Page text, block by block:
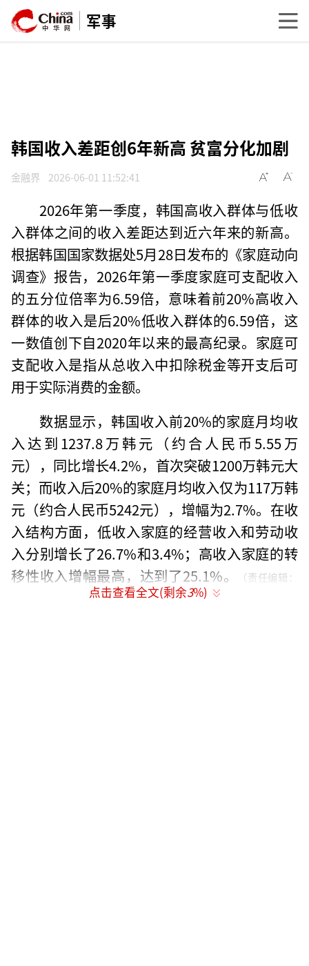
军事
韩国收入差距创6年新高 贫富分化加剧
金融界 2026-06-01 11:52:41
2026年第一季度，韩国高收入群体与低收
入群体之间的收入差距达到近六年来的新高。
根据韩国国家数据处5月28日发布的《家庭动向
调查》报告，2026年第一季度家庭可支配收入
的五分位倍率为6.59倍，意味着前20%高收入
群体的收入是后20%低收入群体的6.59倍，这
一数值创下自2020年以来的最高纪录。家庭可
支配收入是指从总收入中扣除税金等开支后可
用于实际消费的金额。
数据显示，韩国收入前20%的家庭月均收
入达到1237.8万韩元（约合人民币5.55万
元），同比增长4.2%，首次突破1200万韩元大
关；而收入后20%的家庭月均收入仅为117万韩
元（约合人民币5242元），增幅为2.7%。在收
入结构方面，低收入家庭的经营收入和劳动收
入分别增长了26.7%和3.4%；高收入家庭的转
移性收入增幅最高，达到了25.1%。
（责任编辑：
点击查看全文(剩余3%)